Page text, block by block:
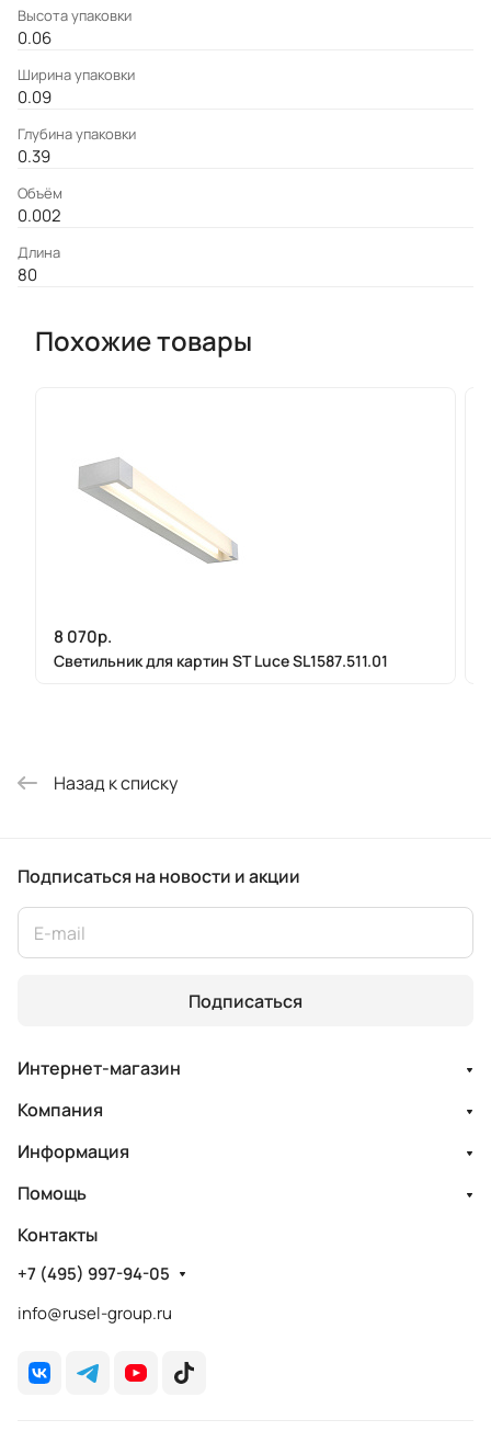
Высота упаковки
0.06
Ширина упаковки
0.09
Глубина упаковки
0.39
Объём
0.002
Длина
80
Похожие товары
8 070р.
Светильник для картин ST Luce SL1587.511.01
Назад к списку
Подписаться на новости и акции
Подписаться
Интернет-магазин
Компания
Информация
Помощь
Контакты
+7 (495) 997-94-05
info@rusel-group.ru